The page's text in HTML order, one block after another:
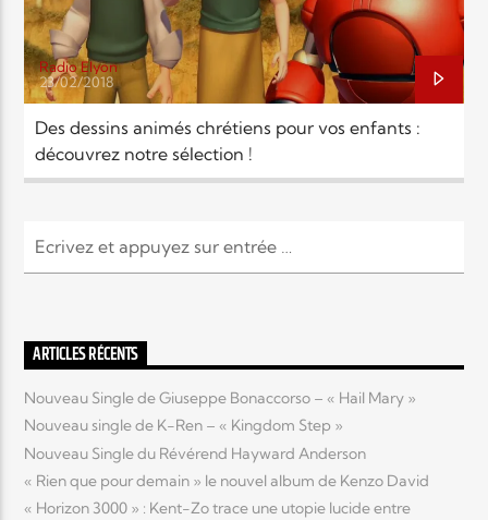
Radio Elyon
23/02/2018
Des dessins animés chrétiens pour vos enfants :
découvrez notre sélection !
ARTICLES RÉCENTS
Nouveau Single de Giuseppe Bonaccorso – « Hail Mary »
Nouveau single de K-Ren – « Kingdom Step »
Nouveau Single du Révérend Hayward Anderson
« Rien que pour demain » le nouvel album de Kenzo David
« Horizon 3000 » : Kent-Zo trace une utopie lucide entre